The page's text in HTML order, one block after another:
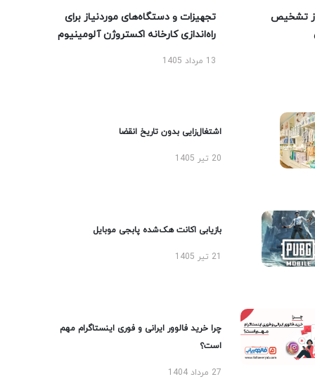
تشخیص
تجهیزات و دستگاه‌های موردنیاز برای
راه‌اندازی کارخانه اکستروژن آلومینیوم
13 مرداد 1405
اشتغال‌زایی بدون تاریخ انقضا
20 تیر 1405
بازیابی اکانت هک‌شده پابجی موبایل
چرا خرید فالوور ایرانی و فوری اینستاگرام مهم
است؟
27 مرداد 1404